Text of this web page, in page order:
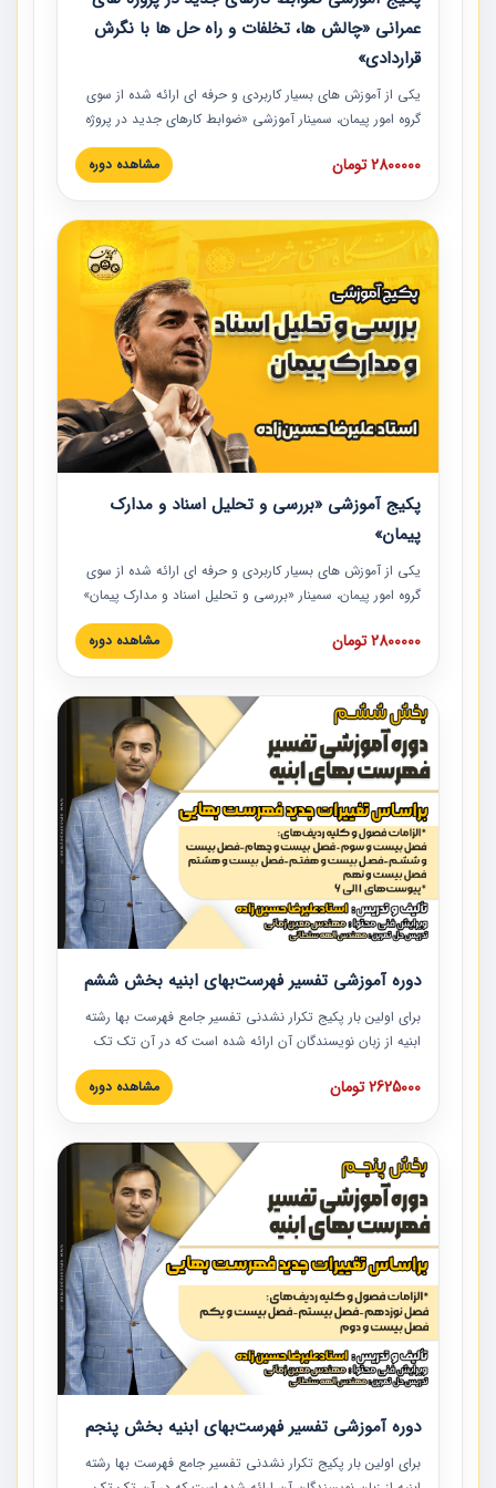
عمرانی «چالش ها، تخلفات و راه حل ها با نگرش
قراردادی»
یکی از آموزش‏‏‏‏‏‏ های بسیار کاربردی و حرفه‏ ای ارائه شده از سوی
گروه امور پیمان، سمینار آموزشی «ضوابط کارهای جدید در پروژه
های عمرانی» چالش ها، تخلفات و راه حل ها با نگرش قراردادی
است که در محل سندیکای شرکت های ساختمانی کشور ارائه شد.
مدارک پیمان به همراه تجربیات عملی ارائه شده است.
2800000 تومان مشاهده دوره
پکیج آموزشی «بررسی و تحلیل اسناد و مدارک
پیمان»
یکی از آموزش‏‏‏‏‏‏ های بسیار کاربردی و حرفه‏ ای ارائه شده از سوی
گروه امور پیمان، سمینار «بررسی و تحلیل اسناد و مدارک پیمان»
است که در دانشگاه صنعتی شریف ارائه شد. در این آموزش
نکات کلیدی مربوط به اسناد و مدارک پیمان، اولویت بندی اسناد
پیمان به همراه تجربیات عملی در این خصوص ارائه شده است.
2800000 تومان مشاهده دوره
دوره آموزشی تفسیر فهرست‌بهای ابنیه بخش ششم
برای اولین بار پکیج تکرار نشدنی تفسیر جامع فهرست بها رشته
ابنیه از زبان نویسندگان آن ارائه شده است که در آن تک تک
ردیف ها و مطالب فهرست بها تفسیر و ارائه شده است. این
دوره به صورت کامل تصویری بوده و به همراه تصاویر عملیات
دوره با کلام مهندس علیرضاحسین‌زاده مدیر پروژه مهندسی
مشاور در امر بازنگری فهرست بها رشته ابنیه ارائه شده و به تمام
همکارانی که در حوزه صنعت ساخت در حال فعالیت هستند حتما
توصیه می کنیم از مطالب این دوره استفاده نمایند.
2625000 تومان مشاهده دوره
دوره آموزشی تفسیر فهرست‌بهای ابنیه بخش پنجم
برای اولین بار پکیج تکرار نشدنی تفسیر جامع فهرست بها رشته